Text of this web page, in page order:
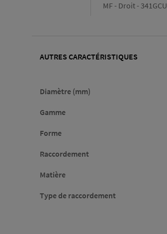
MF - Droit - 341GCU
AUTRES CARACTÉRISTIQUES
Diamètre (mm)
Gamme
Forme
Raccordement
Matière
Type de raccordement